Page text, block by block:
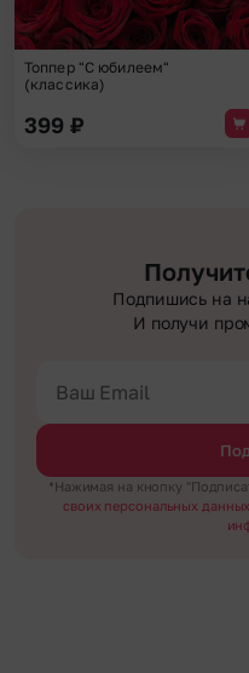
Топпер "С юбилеем"
(классика)
399 ₽
Подпишись на
И получи
*Нажимая на кнопку
своих персональных данных